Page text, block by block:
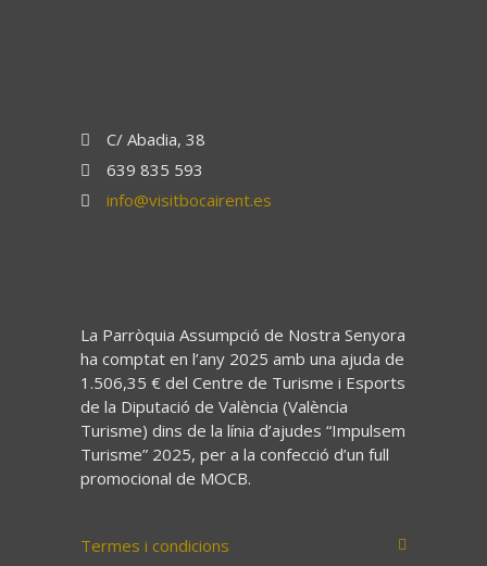
C/ Abadia, 38
639 835 593
info@visitbocairent.es
La Parròquia Assumpció de Nostra Senyora
ha comptat en l’any 2025 amb una ajuda de
1.506,35 € del Centre de Turisme i Esports
de la Diputació de València (València
Turisme) dins de la línia d’ajudes “Impulsem
Turisme” 2025, per a la confecció d’un full
promocional de MOCB.
Termes i condicions